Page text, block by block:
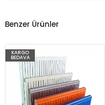
Benzer Ürünler
KARGO
BEDAVA